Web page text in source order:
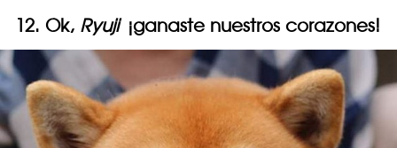
12. Ok, Ryuji¡ganaste nuestros corazones!